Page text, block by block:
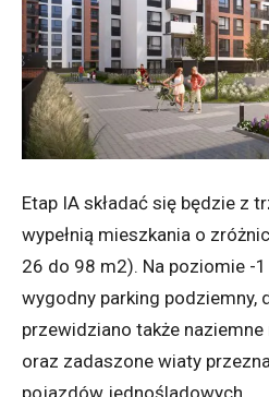
Etap IA składać się będzie z
wypełnią mieszkania o
26 do 98 m2). Na poziomie -
wygodny parking podziemny,
przewidziano także
oraz zadaszone wiaty
pojazdów jednośladowych.